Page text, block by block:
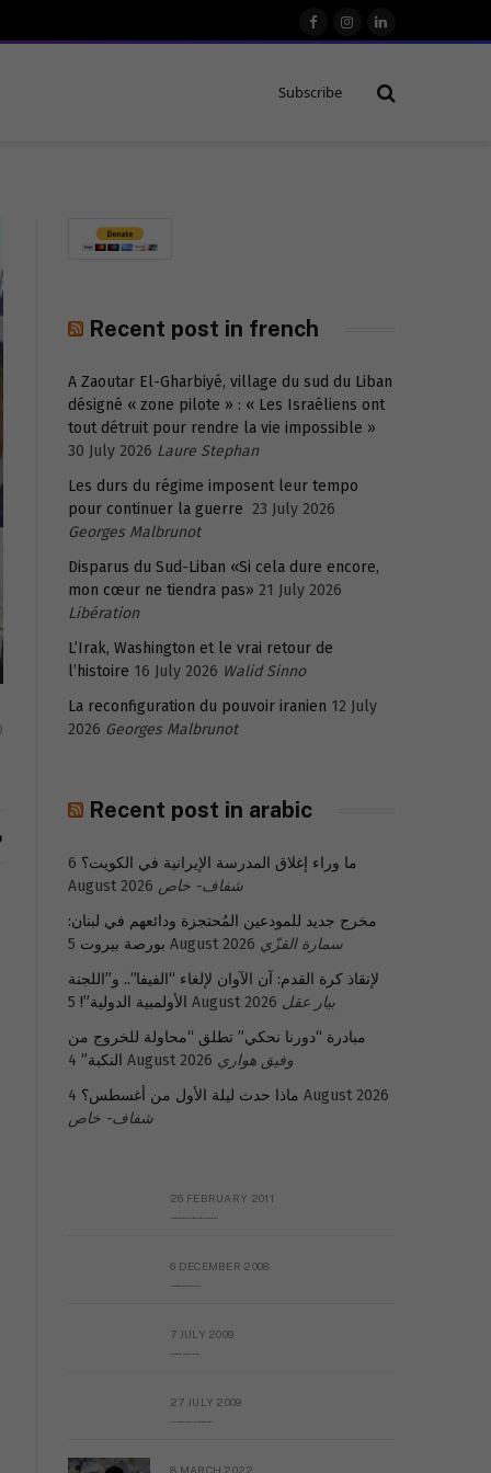
FacebookInstagram
LinkedIn
Subscribe
Recent post in french
A Zaoutar El-Gharbiyé, village du sud du Liban
désigné « zone pilote » : « Les Israéliens ont
tout détruit pour rendre la vie impossible »
30 July 2026 Laure Stephan
Les durs du régime imposent leur tempo
pour continuer la guerre 23 July 2026
Georges Malbrunot
Disparus du Sud-Liban «Si cela dure encore,
mon cœur ne tiendra pas» 21 July 2026
Libération
L’Irak, Washington et le vrai retour de
l’histoire 16 July 2026 Walid Sinno
La reconfiguration du pouvoir iranien 12 July
2026 Georges Malbrunot
Recent post in arabic
ما وراء إغلاق المدرسة الإيرانية في الكويت؟ 6
August 2026 شفاف- خاص
مخرج جديد للمودعين المُحتجزة ودائعهم في لبنان:
بورصة بيروت 5 August 2026 سمارة القزّي
لإنقاذ كرة القدم: آن الآوان لإلغاء “الفيفا”.. و”اللجنة
الأولمبية الدولية”! 5 August 2026 بيار عقل
مبادرة “دورنا نحكي” تطلق “محاولة للخروج من
النكبة” 4 August 2026 وفيق هواري
ماذا حدث ليلة الأول من أغسطس؟ 4 August 2026
شفاف- خاص
26 FEBRUARY 2011
6 DECEMBER 2008
7 JULY 2009
27 JULY 2009
8 MARCH 2022